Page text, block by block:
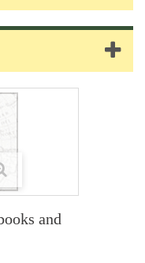
and